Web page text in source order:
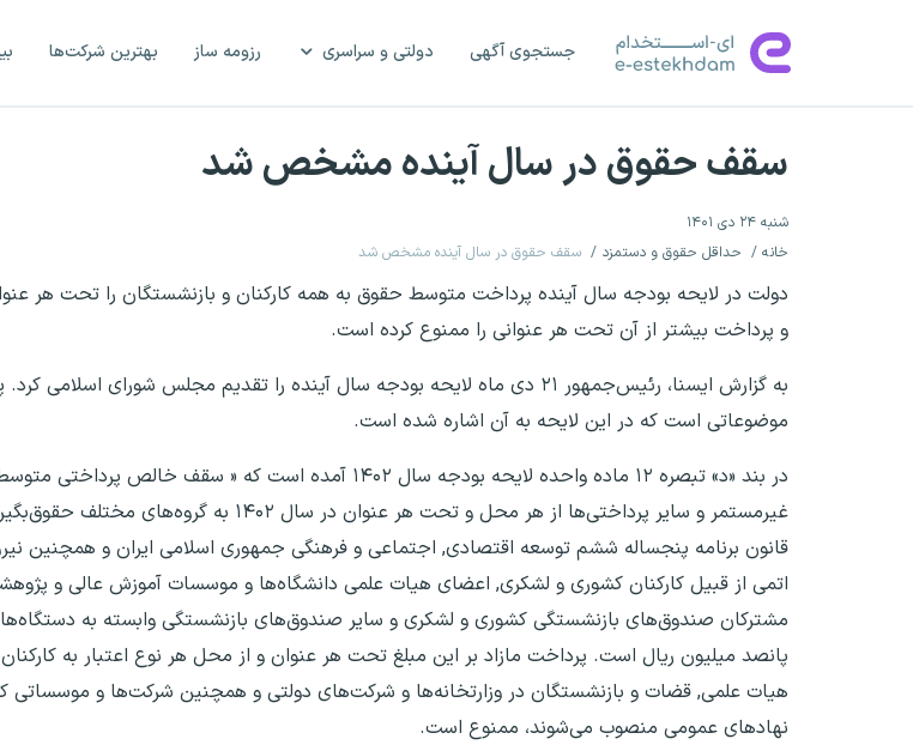
جستجوی آگهی دولتی و سراسری رزومه ساز بهترین شرکت‌ها
سقف حقوق در سال آینده مشخص شد
شنبه ۲۴ دی ۱۴۰۱
خانه
حداقل حقوق و دستمزد سقف حقوق در سال آینده مشخص شد
و پرداخت بیشتر از آن تحت هر عنوانی را ممنوع کرده است.
به گزارش ایسنا، رئیس‌جمهور ۲۱ دی ماه لایحه بودجه سال آینده را تقدیم مجلس
موضوعاتی است که در این لایحه به آن اشاره شده است.
در بند «د» تبصره ۱۲ ماده واحده لایحه بودجه سال ۱۴۰۲ آمده است
قانون برنامه پنجساله ششم توسعه اقتصادی, اجتماعی و فرهنگی جمهوری اسلامی ایران و همچنین
اتمی از قبیل کارکنان کشوری و لشکری, اعضای هیات علمی دانشگاه‌ها و موسسات آموزش عالی و
مشترکان صندوق‌های بازنشستگی کشوری و لشکری و سایر صندوق‌های بازنشستگی وابسته به
پانصد میلیون ریال است. پرداخت مازاد بر این مبلغ تحت هر عنوان و از محل هر نوع اعتبار به
هیات علمی, قضات و بازنشستگان در وزارتخانه‌ها و شرکت‌های دولتی و همچنین شرکت‌ها و موسساتی
نهادهای عمومی منصوب می‌شوند، ممنوع است.